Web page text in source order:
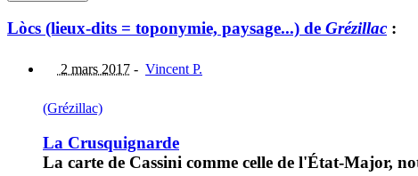
Lòcs (lieux-dits = toponymie, paysage...) de Grézillac :
2 mars 2017 - Vincent P.
(Grézillac)
La Crusquignarde
La carte de Cassini comme celle de l'État-Major,